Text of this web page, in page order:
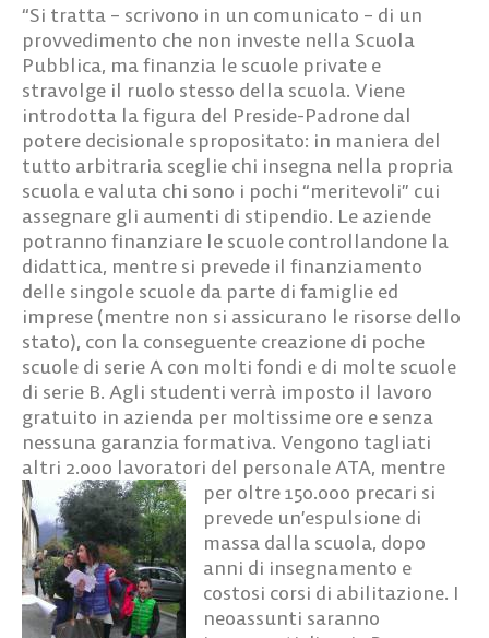
“Si tratta – scrivono in un comunicato – di un
provvedimento che non investe nella Scuola
Pubblica, ma finanzia le scuole private e
stravolge il ruolo stesso della scuola. Viene
introdotta la figura del Preside-Padrone dal
potere decisionale spropositato: in maniera del
tutto arbitraria sceglie chi insegna nella propria
scuola e valuta chi sono i pochi “meritevoli” cui
assegnare gli aumenti di stipendio. Le aziende
potranno finanziare le scuole controllandone la
didattica, mentre si prevede il finanziamento
delle singole scuole da parte di famiglie ed
imprese (mentre non si assicurano le risorse dello
stato), con la conseguente creazione di poche
scuole di serie A con molti fondi e di molte scuole
di serie B. Agli studenti verrà imposto il lavoro
gratuito in azienda per moltissime ore e senza
nessuna garanzia formativa. Vengono tagliati
altri 2.000 lavoratori del personale ATA, mentre
per oltre150.000 precari si
prevede un’espulsione di
massa dalla scuola, dopo
anni di insegnamento e
costosi corsi di abilitazione. I
neoassunti saranno